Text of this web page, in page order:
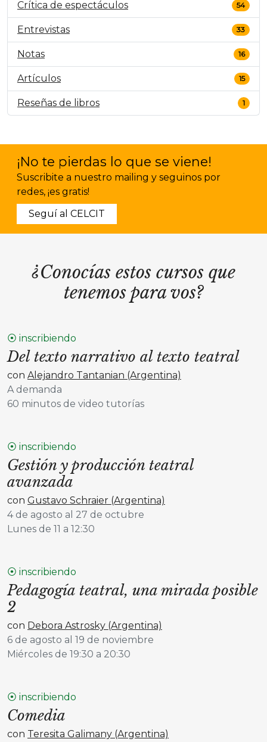
Crítica de espectáculos 54
Entrevistas 33
Notas 16
Artículos 15
Reseñas de libros 1
¡No te pierdas lo que se viene!
Suscribite a nuestro mailing y seguinos por
redes, ¡es gratis!
Seguí al CELCIT
¿Conocías estos cursos que
tenemos para vos?
⦿ inscribiendo
Del texto narrativo al texto teatral
con Alejandro Tantanian (Argentina)
A demanda
60 minutos de video tutorías
⦿ inscribiendo
Gestión y producción teatral
avanzada
con Gustavo Schraier (Argentina)
4 de agosto al 27 de octubre
Lunes de 11 a 12:30
⦿ inscribiendo
Pedagogía teatral, una mirada posible
2
con Debora Astrosky (Argentina)
6 de agosto al 19 de noviembre
Miércoles de 19:30 a 20:30
⦿ inscribiendo
Comedia
con Teresita Galimany (Argentina)